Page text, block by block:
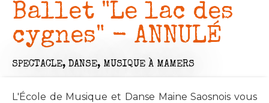
Ballet "Le lac des
cygnes" - ANNULÉ
SPECTACLE, DANSE, MUSIQUE À MAMERS
L'École de Musique et Danse Maine Saosnois vous